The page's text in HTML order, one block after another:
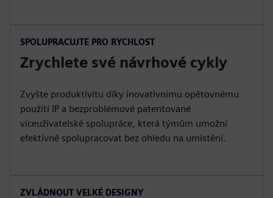
SPOLUPRACUJTE PRO RYCHLOST
Zrychlete své návrhové cykly
Zvyšte produktivitu díky inovativnímu opětovnému
použití IP a bezproblémové patentované
víceuživatelské spolupráce, která týmům umožní
efektivně spolupracovat bez ohledu na umístění.
ZVLÁDNOUT VELKÉ DESIGNY